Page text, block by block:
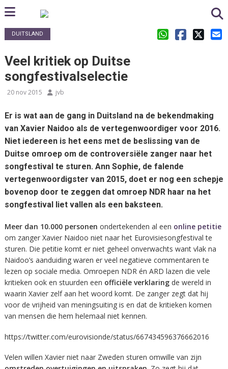
DUITSLAND
Veel kritiek op Duitse
songfestivalselectie
20 nov 2015 jvb
Er is wat aan de gang in Duitsland na de bekendmaking
van Xavier Naidoo als de vertegenwoordiger voor 2016.
Niet iedereen is het eens met de beslissing van de
Duitse omroep om de controversiële zanger naar het
songfestival te sturen. Ann Sophie, de falende
vertegenwoordigster van 2015, doet er nog een schepje
bovenop door te zeggen dat omroep NDR haar na het
songfestival liet vallen als een baksteen.
Meer dan 10.000 personen ondertekenden al een online petitie
om zanger Xavier Naidoo niet naar het Eurovisiesongfestival te
sturen. Die petitie komt er niet geheel onverwachts want vlak na
Naidoo’s aanduiding waren er veel negatieve commentaren te
lezen op sociale media. Omroepen NDR én ARD lazen die vele
kritieken ook en stuurden een officiële verklaringde wereld in
waarin Xavier zelf aan het woord komt. De zanger zegt dat hij
voor de vrijheid van meningsuiting is en dat de kritieken komen
van mensen die hem helemaal niet kennen.
https://twitter.com/eurovisionde/status/667434596376662016
Velen willen Xavier niet naar Zweden sturen omwille van zijn